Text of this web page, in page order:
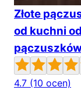
Złote
od kuchni
4.7 (10 ocen)